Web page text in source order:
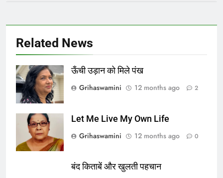
Related News
ऊँची उड़ान को मिले पंख
Grihaswamini
12 months ago 2
Let Me Live My Own Life
Grihaswamini
12 months ago 0
बंद किताबें और खुलती पहचान